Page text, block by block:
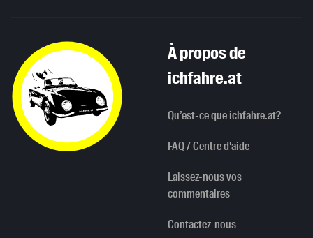
À propos de
ichfahre.at
Qu’est-ce que ichfahre.at?
FAQ / Centre d'aide
Laissez-nous vos
commentaires
Contactez-nous